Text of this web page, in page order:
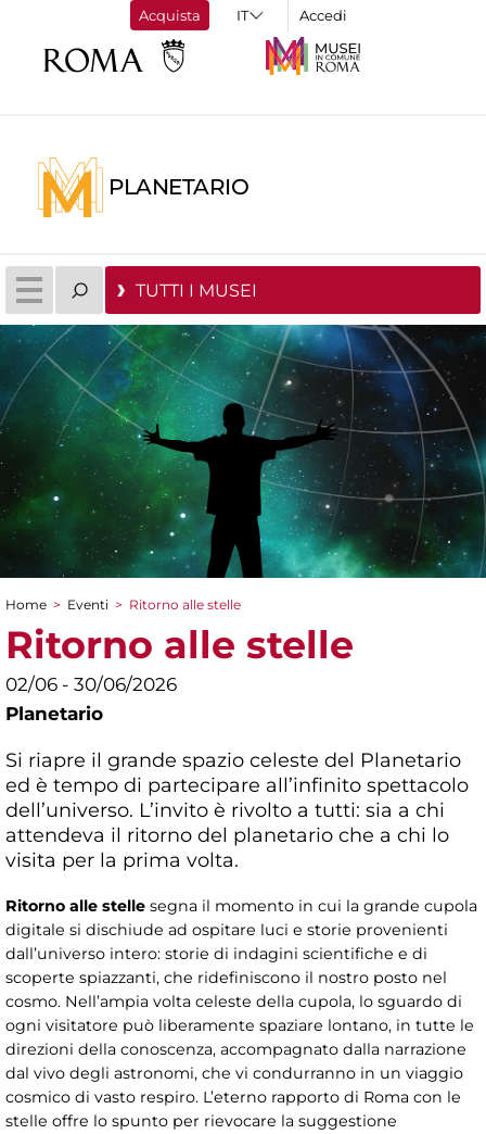
Acquista Accedi
PLANETARIO
TUTTI I MUSEI
Tu sei qui
Home > Eventi > Ritorno alle stelle
Ritorno alle stelle
02/06 - 30/06/2026
Planetario
Si riapre il grande spazio celeste del Planetario
ed è tempo di partecipare all’infinito spettacolo
dell’universo. L’invito è rivolto a tutti: sia a chi
attendeva il ritorno del planetario che a chi lo
visita per la prima volta.
Ritorno alle stelle segna il momento in cui la grande cupola
digitale si dischiude ad ospitare luci e storie provenienti
dall’universo intero: storie di indagini scientifiche e di
scoperte spiazzanti, che ridefiniscono il nostro posto nel
cosmo. Nell’ampia volta celeste della cupola, lo sguardo di
ogni visitatore può liberamente spaziare lontano, in tutte le
direzioni della conoscenza, accompagnato dalla narrazione
dal vivo degli astronomi, che vi condurranno in un viaggio
cosmico di vasto respiro. L’eterno rapporto di Roma con le
stelle offre lo spunto per rievocare la suggestione